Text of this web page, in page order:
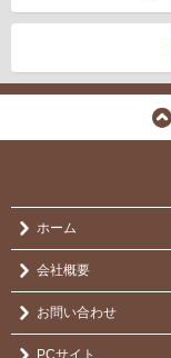
ホーム
会社概要
お問い合わせ
PCサイト